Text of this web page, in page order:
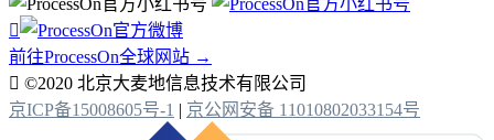

前往ProcessOn全球网站 →
 ©2020 北京大麦地信息技术有限公司
京ICP备15008605号-1 | 京公网安备 11010802033154号